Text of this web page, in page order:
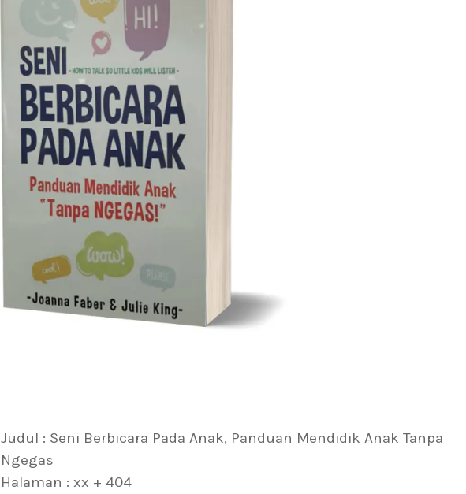
Judul : Seni Berbicara Pada Anak, Panduan Mendidik Anak Tanpa
Ngegas
Halaman : xx + 404